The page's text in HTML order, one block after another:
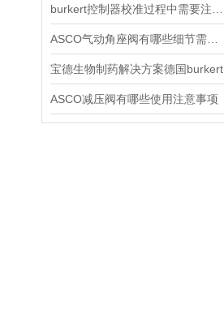
宝德生物制药解决方案德国burkert
ASCO减压阀有哪些使用注意事项